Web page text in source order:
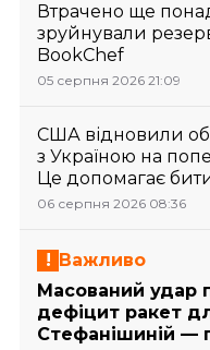
Втрачено ще
зруйнували
BookChef
05 серпня 2026 21:09
США відновили
з Україною на
Це допомагає
06 серпня 2026 08:36
Важливо
Масований удар
дефіцит ракет
Стефанішиній —